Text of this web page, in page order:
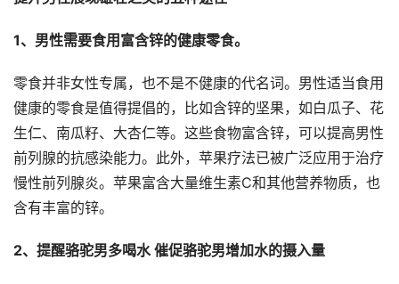
1、男性需要食用富含锌的健康零食。
零食并非女性专属，也不是不健康的代名词。男性适当食用
健康的零食是值得提倡的，比如含锌的坚果，如白瓜子、花
生仁、南瓜籽、大杏仁等。这些食物富含锌，可以提高男性
前列腺的抗感染能力。此外，苹果疗法已被广泛应用于治疗
慢性前列腺炎。苹果富含大量维生素C和其他营养物质，也
含有丰富的锌。
2、提醒骆驼男多喝水 催促骆驼男增加水的摄入量